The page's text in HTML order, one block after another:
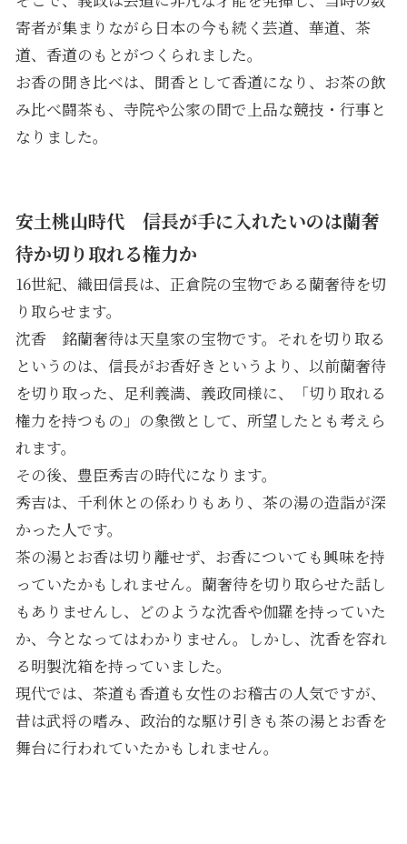
寄者が集まりながら日本の今も続く芸道、華道、茶
道、香道のもとがつくられました。
お香の聞き比べは、聞香として香道になり、お茶の飲
み比べ闘茶も、寺院や公家の間で上品な競技・行事と
なりました。
安土桃山時代 信長が手に入れたいのは蘭奢
待か切り取れる権力か
16世紀、織田信長は、正倉院の宝物である蘭奢待を切
り取らせます。
沈香 銘蘭奢待は天皇家の宝物です。それを切り取る
というのは、信長がお香好きというより、以前蘭奢待
を切り取った、足利義満、義政同様に、「切り取れる
権力を持つもの」の象徴として、所望したとも考えら
れます。
その後、豊臣秀吉の時代になります。
秀吉は、千利休との係わりもあり、茶の湯の造詣が深
かった人です。
茶の湯とお香は切り離せず、お香についても興味を持
っていたかもしれません。蘭奢待を切り取らせた話し
もありませんし、どのような沈香や伽羅を持っていた
か、今となってはわかりません。しかし、沈香を容れ
る明製沈箱を持っていました。
現代では、茶道も香道も女性のお稽古の人気ですが、
昔は武将の嗜み、政治的な駆け引きも茶の湯とお香を
舞台に行われていたかもしれません。